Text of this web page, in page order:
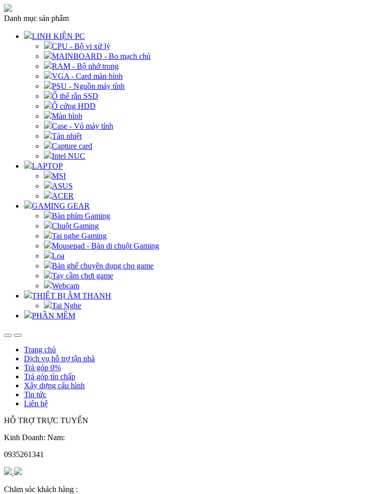
Danh mục sản phẩm
LINH KIỆN PC
CPU - Bộ vi xử lý
MAINBOARD - Bo mạch chủ
RAM - Bộ nhớ trong
VGA - Card màn hình
PSU - Nguồn máy tính
Ổ thể rắn SSD
Ổ cứng HDD
Màn hình
Case - Vỏ máy tính
Tản nhiệt
Capture card
Intel NUC
LAPTOP
MSI
ASUS
ACER
GAMING GEAR
Bàn phím Gaming
Chuột Gaming
Tai nghe Gaming
Mousepad - Bàn di chuột Gaming
Loa
Bàn ghế chuyên dụng cho game
Tay cầm chơi game
Webcam
THIẾT BỊ ÂM THANH
Tai Nghe
PHẦN MỀM
Trang chủ
Dịch vụ hỗ trợ tận nhà
Trả góp 0%
Trả góp tín chấp
Xây dựng cấu hình
Tin tức
Liên hệ
HỖ TRỢ TRỰC TUYẾN
Kinh Doanh: Nam:
0935261341
Chăm sóc khách hàng :